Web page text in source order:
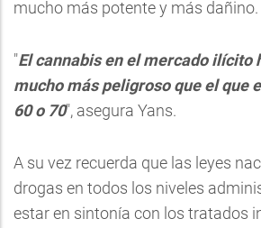
mucho más potente y más dañino.
"El cannabis en el mercado ilícito
mucho más peligroso que el que
60 o 70", asegura Yans.
A su vez recuerda que las leyes
drogas en todos los niveles
estar en sintonía con los tratados